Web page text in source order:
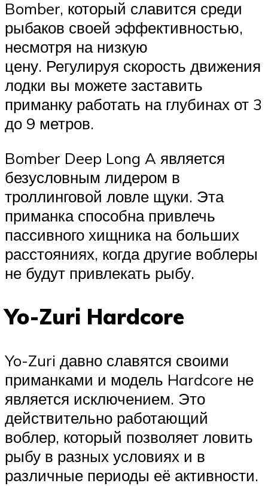
Bomber, который славится среди
рыбаков своей эффективностью,
несмотря на низкую
цену. Регулируя скорость движения
лодки вы можете заставить
приманку работать на глубинах от 3
до 9 метров.
Bomber Deep Long A является
безусловным лидером в
троллинговой ловле щуки. Эта
приманка способна привлечь
пассивного хищника на больших
расстояниях, когда другие воблеры
не будут привлекать рыбу.
Yo-Zuri Hardcore
Yo-Zuri давно славятся своими
приманками и модель Hardcore не
является исключением. Это
действительно работающий
воблер, который позволяет ловить
рыбу в разных условиях и в
различные периоды её активности.